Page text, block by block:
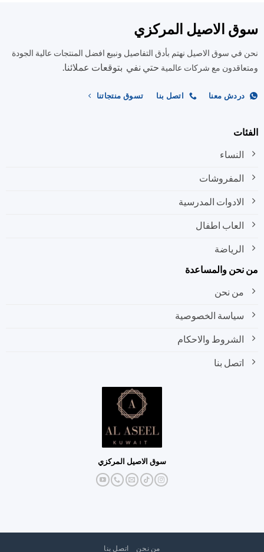
سوق الاصيل المركزي
نحن في سوق الاصيل نهتم بأدق التفاصيل ونبيع افضل المنتجات عالية الجودة
ومتعاقدون مع شركات عالمية حتي نفي بتوقعات عملائنا.
دردش معنا اتصل بنا تسوق منتجاتنا
الفئات
النساء
المفروشات
الادوات المدرسية
العاب اطفال
الرياضة
من نحن والمساعدة
من نحن
سياسة الخصوصية
الشروط والاحكام
اتصل بنا
سوق الاصيل المركزي
من نحن اتصل بنا